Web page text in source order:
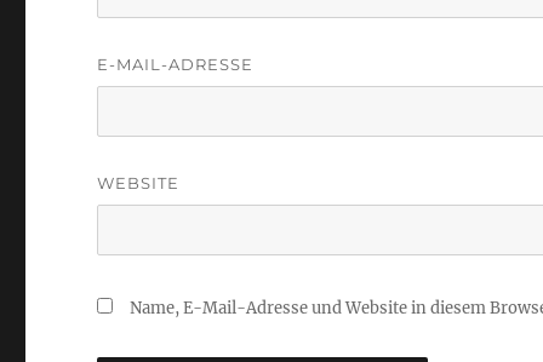
E-MAIL-ADRESSE
WEBSITE
Name, E-Mail-Adresse und Website in diesem